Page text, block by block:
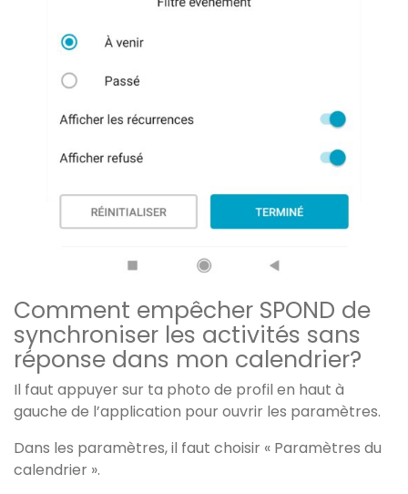
Comment empêcher SPOND de
synchroniser les activités sans
réponse dans mon calendrier?
Il faut appuyer sur ta photo de profil en haut à
gauche de l’application pour ouvrir les paramètres.
Dans les paramètres, il faut choisir « Paramètres du
calendrier ».